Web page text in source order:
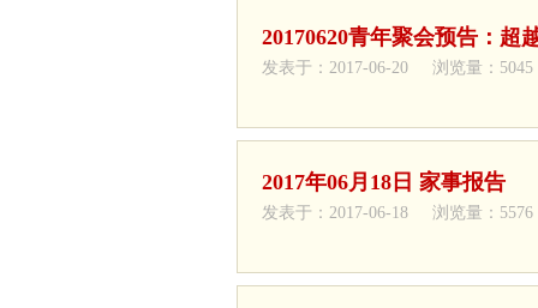
20170620青年聚会预告：超
发表于：2017-06-20 浏览量：5045
2017年06月18日 家事报告
发表于：2017-06-18 浏览量：5576